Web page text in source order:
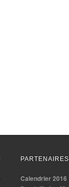
Calendrier 2016